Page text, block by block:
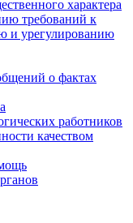
характера
требований к
и урегулированию
о фактах
работников
качеством